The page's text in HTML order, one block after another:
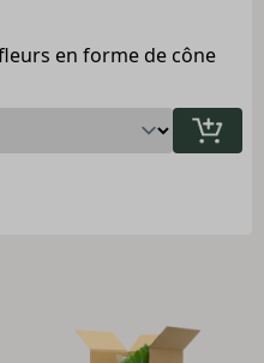
en forme de cône